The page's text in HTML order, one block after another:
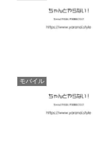
モバイル